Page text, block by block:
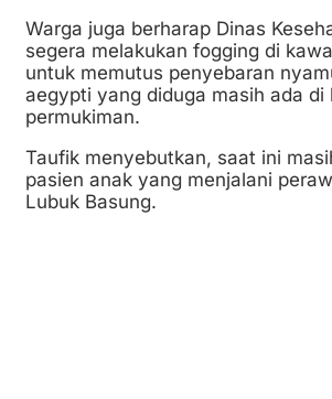
Warga juga berharap Dinas
segera melakukan fogging di
untuk memutus penyebaran
aegypti yang diduga masih ada di
permukiman.
Taufik menyebutkan, saat ini
pasien anak yang menjalani
Lubuk Basung.